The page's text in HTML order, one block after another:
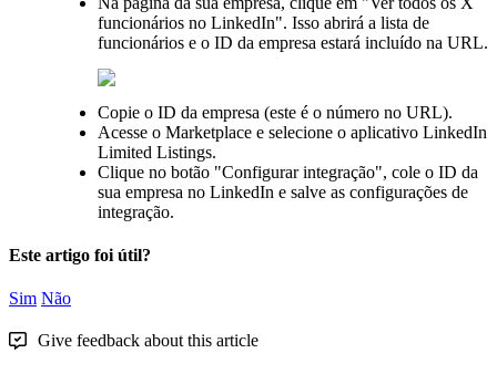
funcionários no LinkedIn". Isso abrirá a lista de
funcionários e o ID da empresa estará incluído na URL.
Copie o ID da empresa (este é o número no URL).
Acesse o Marketplace e selecione o aplicativo LinkedIn
Limited Listings.
Clique no botão "Configurar integração", cole o ID da
sua empresa no LinkedIn e salve as configurações de
integração.
Este artigo foi útil?
Sim Não
Give feedback about this article